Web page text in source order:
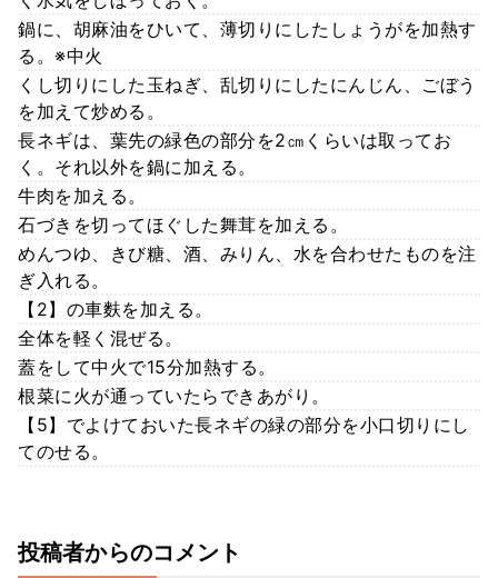
鍋に、胡麻油をひいて、薄切りにしたしょうがを加熱す
る。※中火
くし切りにした玉ねぎ、乱切りにしたにんじん、ごぼう
を加えて炒める。
長ネギは、葉先の緑色の部分を2㎝くらいは取ってお
く。それ以外を鍋に加える。
牛肉を加える。
石づきを切ってほぐした舞茸を加える。
めんつゆ、きび糖、酒、みりん、水を合わせたものを注
ぎ入れる。
【2】の車麩を加える。
全体を軽く混ぜる。
蓋をして中火で15分加熱する。
根菜に火が通っていたらできあがり。
【5】でよけておいた長ネギの緑の部分を小口切りにし
てのせる。
投稿者からのコメント